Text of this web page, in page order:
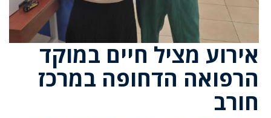
אירוע מציל חיים במוקד
הרפואה הדחופה במרכז
חורב